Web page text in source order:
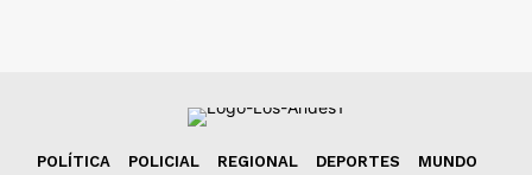
POLÍTICA POLICIAL REGIONAL DEPORTES
MUNDO